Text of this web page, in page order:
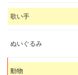
歌い手
ぬいぐるみ
動物